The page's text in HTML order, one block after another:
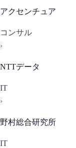
アクセンチュア
コンサル
›
NTTデータ
IT
›
野村総合研究所
IT